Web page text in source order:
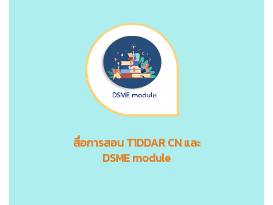
สื่อการสอนT1DDAR CNและ
DSME module